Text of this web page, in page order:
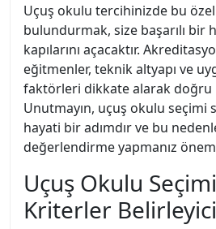
Uçuş okulu tercihinizde bu
bulundurmak, size başarılı bir
kapılarını açacaktır.
eğitmenler, teknik altyapı ve
faktörleri dikkate alarak doğru
Unutmayın, uçuş okulu seçimi
hayati bir adımdır ve bu
değerlendirme yapmanız
Uçuş Okulu
Kriterler